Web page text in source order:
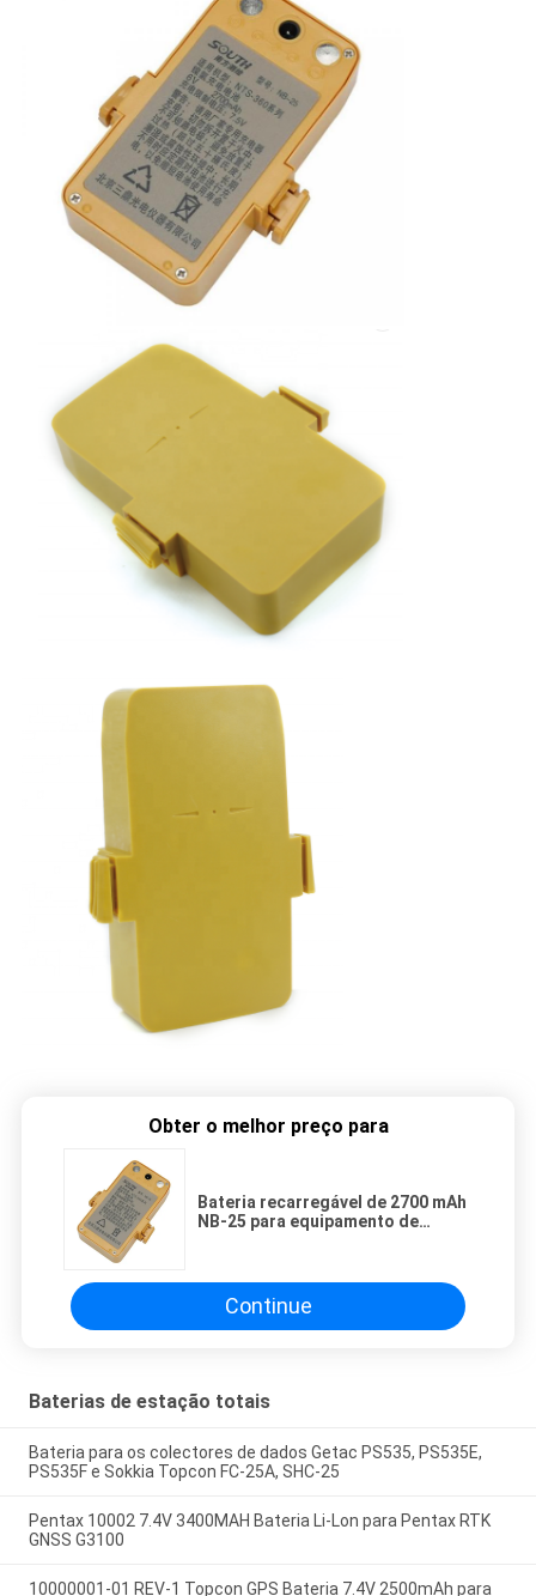
Obter o melhor preço para
Bateria recarregável de 2700 mAh
NB-25 para equipamento de
Continue
Baterias de estação totais
Bateria para os colectores de dados Getac PS535, PS535E,
PS535F e Sokkia Topcon FC-25A, SHC-25
Pentax 10002 7.4V 3400MAH Bateria Li-Lon para Pentax RTK
GNSS G3100
10000001-01 REV-1 Topcon GPS Bateria 7.4V 2500mAh para